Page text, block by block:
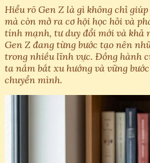
Hiểu rõ Gen Z là gì không chỉ
mà còn mở ra cơ hội học hỏi và
tính mạnh, tư duy đổi mới và khả
Gen Z đang từng bước tạo nên
trong nhiều lĩnh vực. Đồng hành
ta nắm bắt xu hướng và vững
chuyển mình.